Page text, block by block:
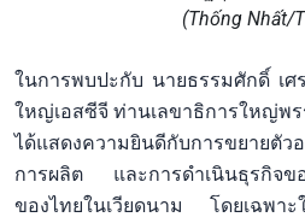
(Thống Nhất/
ในการพบปะกับ นายธรรมศักดิ์ เศ
ใหญ่เอสซีจี ท่านเลขาธิการใหญ่พร
ได้แสดงความยินดีกับการขยายตัว
การผลิต และการดำเนินธุรกิจข
ของไทยในเวียดนาม โดยเฉพา